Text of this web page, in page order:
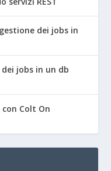
dei jobs in
jobs in un db
Colt On